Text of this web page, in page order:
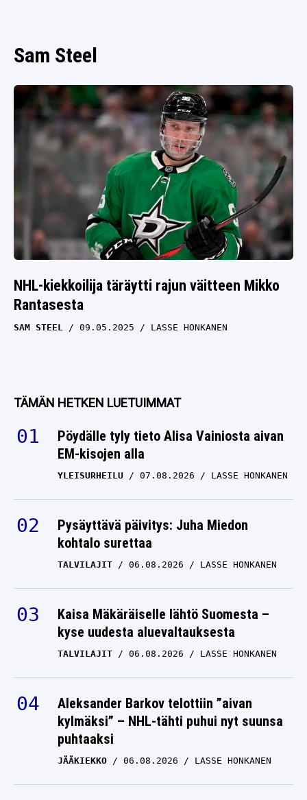
Sam Steel
NHL-kiekkoilija täräytti rajun väitteen Mikko
Rantasesta
SAM STEEL 09.05.2025 LASSE HONKANEN
TÄMÄN HETKEN LUETUIMMAT
Pöydälle tyly tieto Alisa Vainiosta aivan
EM-kisojen alla
YLEISURHEILU 07.08.2026 LASSE HONKANEN
Pysäyttävä päivitys: Juha Miedon
kohtalo surettaa
TALVILAJIT 06.08.2026 LASSE HONKANEN
Kaisa Mäkäräiselle lähtö Suomesta –
kyse uudesta aluevaltauksesta
TALVILAJIT 06.08.2026 LASSE HONKANEN
Aleksander Barkov telottiin ”aivan
kylmäksi” – NHL-tähti puhui nyt suunsa
puhtaaksi
JÄÄKIEKKO 06.08.2026 LASSE HONKANEN